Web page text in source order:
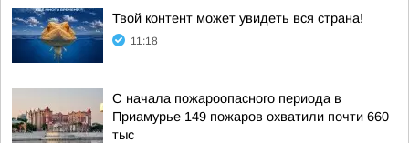
Твой контент может увидеть вся страна!
11:18
С начала пожароопасного периода в
Приамурье 149 пожаров охватили почти 660
тыс